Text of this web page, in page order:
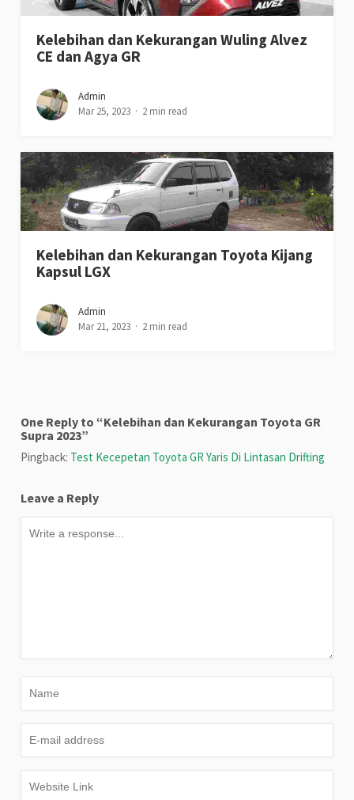
Kelebihan dan Kekurangan Wuling Alvez
CE dan Agya GR
Admin
Mar 25, 2023
2 min read
Kelebihan dan Kekurangan Toyota Kijang
Kapsul LGX
Admin
Mar 21, 2023
2 min read
One Reply to “Kelebihan dan Kekurangan Toyota GR
Supra 2023”
Pingback: Test Kecepetan Toyota GR Yaris Di Lintasan Drifting
Leave a Reply